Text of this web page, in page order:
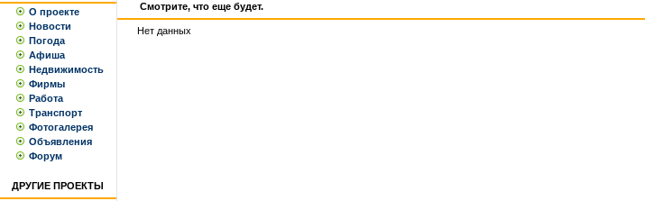
О проекте
Новости
Погода
Афиша
Недвижимость
Фирмы
Работа
Транспорт
Фотогалерея
Объявления
Форум
ДРУГИЕ ПРОЕКТЫ
Смотрите, что еще будет.
Нет данных